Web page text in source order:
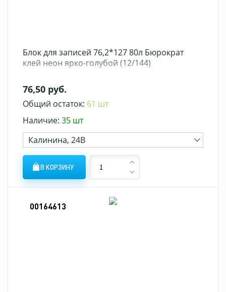
Блок для записей 76,2*127 80л Бюрократ
клей неон ярко-голубой (12/144)
76,50 руб.
Общий остаток: 61 шт
Наличие: 35 шт
Калинина, 24В
В КОРЗИНУ
00164613